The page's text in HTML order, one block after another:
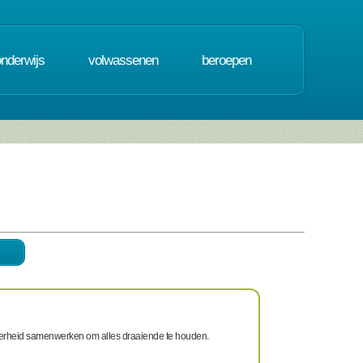
volwassenen beroepen
samenwerken om alles draaiende te houden.